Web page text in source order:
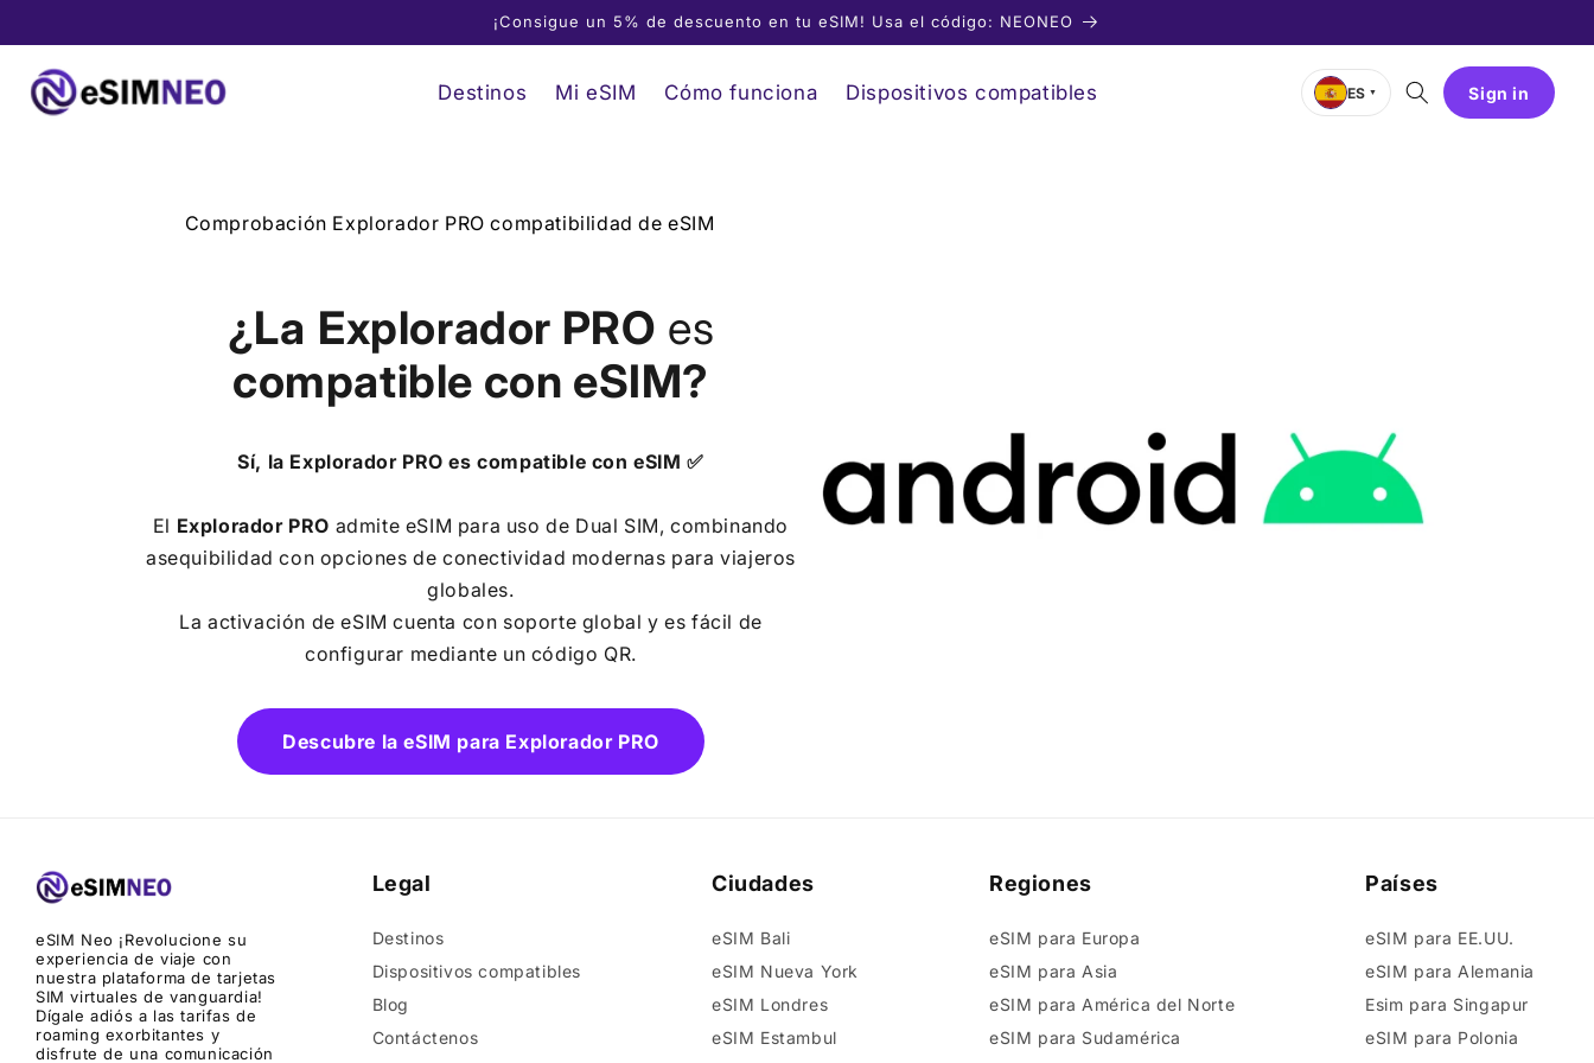
al contenido
¡Consigue un 5% de descuento en tu eSIM! Usa el código: NEONEO
Destinos Mi eSIM Cómo funciona Dispositivos compatibles ES ▼ Sign in
Comprobación Explorador PRO compatibilidad de eSIM
¿La Explorador PRO es
compatible con eSIM?
Sí, la Explorador PRO es compatible con eSIM ✅
El Explorador PRO admite eSIM para uso de Dual SIM, combinando
asequibilidad con opciones de conectividad modernas para viajeros
globales.
La activación de eSIM cuenta con soporte global y es fácil de
configurar mediante un código QR.
Descubre la eSIM para Explorador PRO
eSIM Neo ¡Revolucione su
experiencia de viaje con
nuestra plataforma de tarjetas
SIM virtuales de vanguardia!
Dígale adiós a las tarifas de
roaming exorbitantes y
disfrute de una comunicación
Legal
Destinos
Dispositivos compatibles
Blog
Contáctenos
Ciudades
eSIM Bali
eSIM Nueva York
eSIM Londres
eSIM Estambul
Regiones
eSIM para Europa
eSIM para Asia
eSIM para América del Norte
eSIM para Sudamérica
Países
eSIM para EE.UU.
eSIM para Alemania
Esim para Singapur
eSIM para Polonia